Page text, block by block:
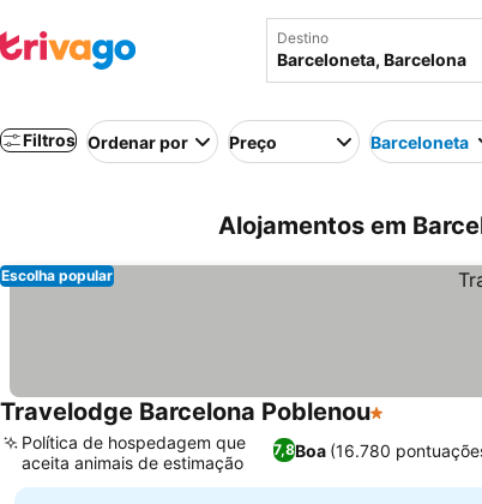
Destino
Filtros Ordenar por Preço Barceloneta
Alojamentos em
Escolha popular
Travelodge Barcelona Poblenou1 Estrelas
7,8Boa (16.780
Política de hospedagem que
aceita animais de estimação